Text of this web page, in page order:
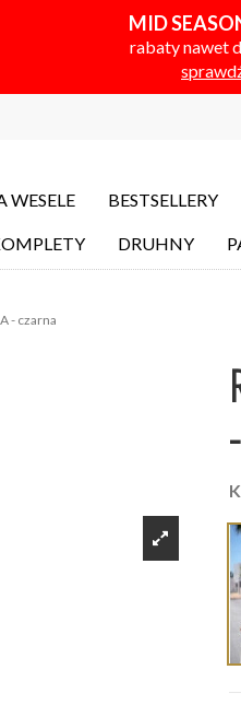
MID
rabaty nawet
WESELE BESTSELLERY
DRUHNY
- czarna